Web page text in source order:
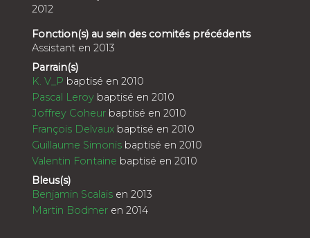
2012
Fonction(s) au sein des comités précédents
Assistant en 2013
Parrain(s)
K. V_P baptisé en 2010
Pascal Leroy baptisé en 2010
Joffrey Coheur baptisé en 2010
François Delvaux baptisé en 2010
Guillaume Simonis baptisé en 2010
Valentin Fontaine baptisé en 2010
Bleus(s)
Benjamin Scalais en 2013
Martin Bodmer en 2014